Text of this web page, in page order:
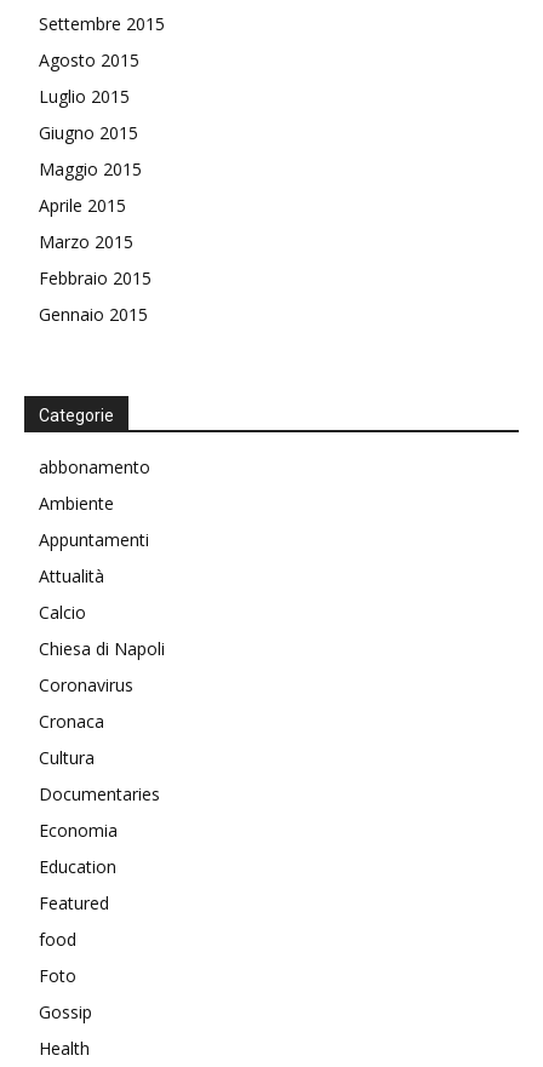
Settembre 2015
Agosto 2015
Luglio 2015
Giugno 2015
Maggio 2015
Aprile 2015
Marzo 2015
Febbraio 2015
Gennaio 2015
Categorie
abbonamento
Ambiente
Appuntamenti
Attualità
Calcio
Chiesa di Napoli
Coronavirus
Cronaca
Cultura
Documentaries
Economia
Education
Featured
food
Foto
Gossip
Health